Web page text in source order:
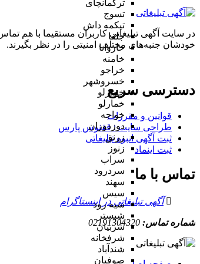
ترکمانچای
تسوج
تیکمه داش
جلفا
خاروانا
خامنه
خراجو
خسروشهر
خضرلو
خمارلو
خواجه
دوزدوزان
زرنق
زنوز
سراب
سردرود
سهند
سیس
سیه رود
شبستر
شربیان
شرفخانه
شندآباد
صوفیان
در سایت آگهی تبلیغاتی کاربران مستقیما با هم
خودشان جنبه‌های مختلف امنیتی را در نظر بگیرند.
دسترسی سریع
قوانین و مقررات
طراحی سایت : ققنوس پارس
ثبت آگهی انبوه تبلیغاتی
ثبت اینماد
تماس با ما
آگهی تبلیغاتی در اینستاگرام
شماره تماس: 02191304320